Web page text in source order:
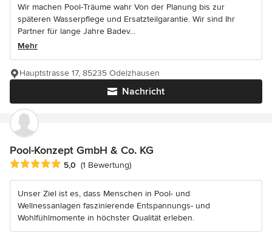
Wir machen Pool-Träume wahr Von der Planung bis zur
späteren Wasserpflege und Ersatzteilgarantie. Wir sind Ihr
Partner für lange Jahre Badev...
Mehr
Nachricht
Hauptstrasse 17, 85235 Odelzhausen
Pool-Konzept GmbH & Co. KG
Durchschnittliche Bewertung: 5 von 5 Sternen
5,0 (1 Bewertung)
Unser Ziel ist es, dass Menschen in Pool- und
Wellnessanlagen faszinierende Entspannungs- und
Wohlfühlmomente in höchster Qualität erleben.